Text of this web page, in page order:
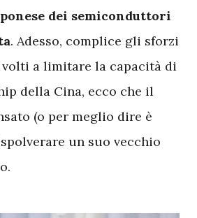
dei semiconduttori
. Adesso, complice gli sforzi
a limitare la capacità di
della Cina, ecco che il
(o per meglio dire è
un suo vecchio